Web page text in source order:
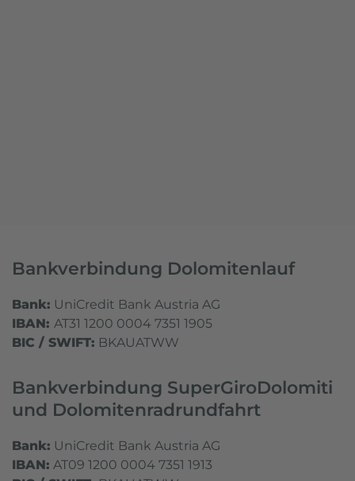
Bankverbindung Dolomitenlauf
Bank: UniCredit Bank Austria AG
IBAN: AT31 1200 0004 7351 1905
BIC / SWIFT: BKAUATWW
Bankverbindung SuperGiroDolomiti
und Dolomitenradrundfahrt
Bank: UniCredit Bank Austria AG
IBAN: AT09 1200 0004 7351 1913